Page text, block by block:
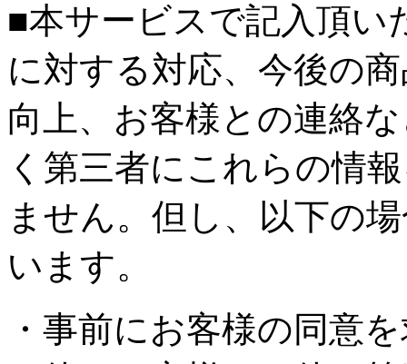
■本サービスで記入頂い
に対する対応、今後の
向上、お客様との連絡
く第三者にこれらの情
ません。但し、以下の
います。
・事前にお客様の同意